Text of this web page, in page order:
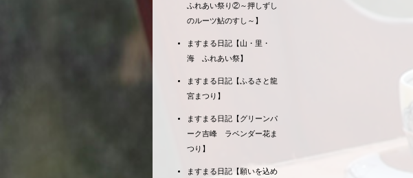
ふれあい祭り②～押しずし
のルーツ鮎のすし～】
ますまる日記【山・里・
海 ふれあい祭】
ますまる日記【ふるさと龍
宮まつり】
ますまる日記【グリーンパ
ーク吉峰 ラベンダー花ま
つり】
ますまる日記【願いを込め